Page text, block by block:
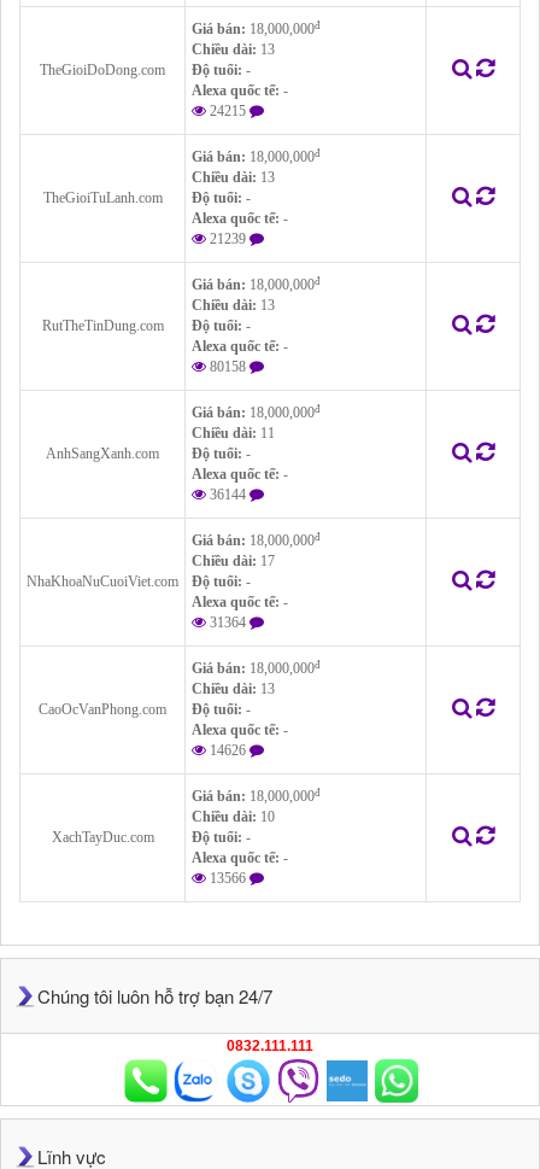
TheGioiDoDong.com
Giá bán: 18,000,000đ
Chiều dài: 13
Độ tuổi: -
Alexa quốc tế: -
24215
TheGioiTuLanh.com
Giá bán: 18,000,000đ
Chiều dài: 13
Độ tuổi: -
Alexa quốc tế: -
21239
RutTheTinDung.com
Giá bán: 18,000,000đ
Chiều dài: 13
Độ tuổi: -
Alexa quốc tế: -
80158
AnhSangXanh.com
Giá bán: 18,000,000đ
Chiều dài: 11
Độ tuổi: -
Alexa quốc tế: -
36144
NhaKhoaNuCuoiViet.com
Giá bán: 18,000,000đ
Chiều dài: 17
Độ tuổi: -
Alexa quốc tế: -
31364
CaoOcVanPhong.com
Giá bán: 18,000,000đ
Chiều dài: 13
Độ tuổi: -
Alexa quốc tế: -
14626
XachTayDuc.com
Giá bán: 18,000,000đ
Chiều dài: 10
Độ tuổi: -
Alexa quốc tế: -
13566
Chúng tôi luôn hỗ trợ bạn 24/7
0832.111.111
Lĩnh vực